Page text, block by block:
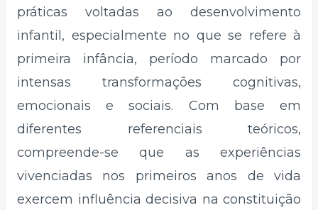
práticas voltadas ao desenvolvimento
infantil, especialmente no que se refere à
primeira infância, período marcado por
intensas transformações cognitivas,
emocionais e sociais. Com base em
diferentes referenciais teóricos,
compreende-se que as experiências
vivenciadas nos primeiros anos de vida
exercem influência decisiva na constituição